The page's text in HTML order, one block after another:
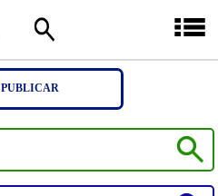
PUBLICAR